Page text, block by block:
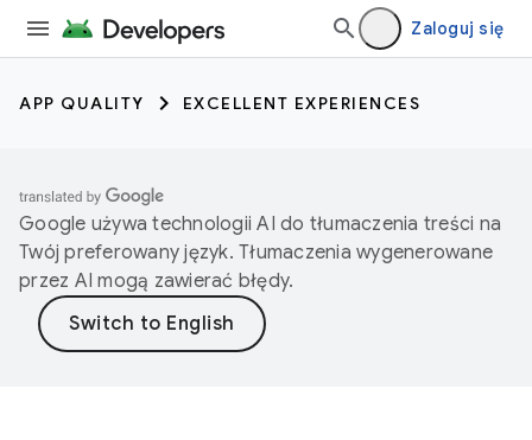
Zaloguj się
APP QUALITY EXCELLENT EXPERIENCES
Google używa technologii AI do tłumaczenia treści na
Twój preferowany język. Tłumaczenia wygenerowane
przez AI mogą zawierać błędy.